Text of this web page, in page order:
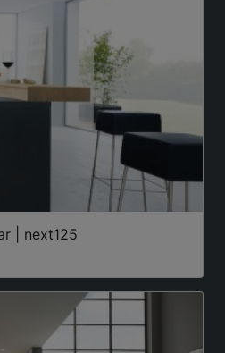
| next125